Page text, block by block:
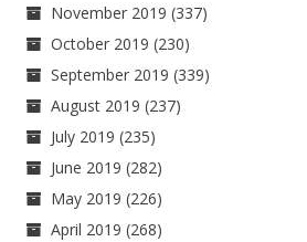
November 2019 (337)
October 2019 (230)
September 2019 (339)
August 2019 (237)
July 2019 (235)
June 2019 (282)
May 2019 (226)
April 2019 (268)